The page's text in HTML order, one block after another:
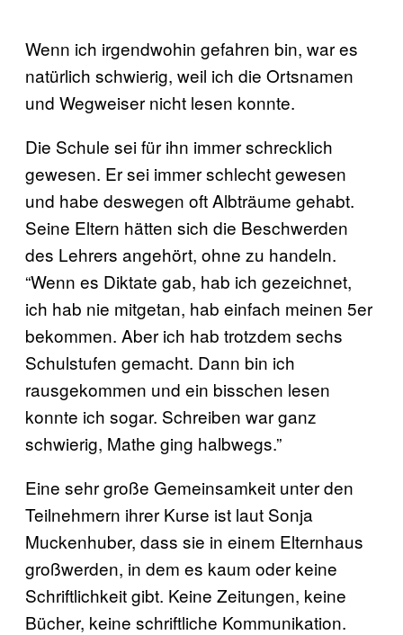
Wenn ich irgendwohin gefahren bin, war es
natürlich schwierig, weil ich die Ortsnamen
und Wegweiser nicht lesen konnte.
Die Schule sei für ihn immer schrecklich
gewesen. Er sei immer schlecht gewesen
und habe deswegen oft Albträume gehabt.
Seine Eltern hätten sich die Beschwerden
des Lehrers angehört, ohne zu handeln.
“Wenn es Diktate gab, hab ich gezeichnet,
ich hab nie mitgetan, hab einfach meinen 5er
bekommen. Aber ich hab trotzdem sechs
Schulstufen gemacht. Dann bin ich
rausgekommen und ein bisschen lesen
konnte ich sogar. Schreiben war ganz
schwierig, Mathe ging halbwegs.”
Eine sehr große Gemeinsamkeit unter den
Teilnehmern ihrer Kurse ist laut Sonja
Muckenhuber, dass sie in einem Elternhaus
großwerden, in dem es kaum oder keine
Schriftlichkeit gibt. Keine Zeitungen, keine
Bücher, keine schriftliche Kommunikation.